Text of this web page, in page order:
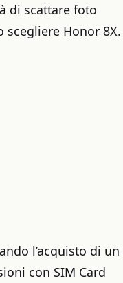
di scattare foto
Honor 8X.
l’acquisto di un
con SIM Card